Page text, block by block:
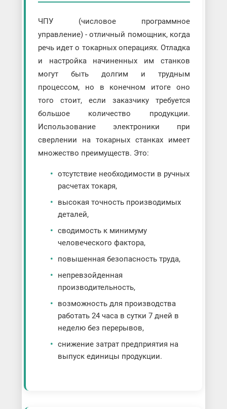
ЧПУ (числовое программное
управление) - отличный помощник, когда
речь идет о токарных операциях. Отладка
и настройка начиненных им станков
могут быть долгим и трудным
процессом, но в конечном итоге оно
того стоит, если заказчику требуется
большое количество продукции.
Использование электроники при
сверлении на токарных станках имеет
множество преимуществ. Это:
отсутствие необходимости в ручных
расчетах токаря,
высокая точность производимых
деталей,
сводимость к минимуму
человеческого фактора,
повышенная безопасность труда,
непревзойденная
производительность,
возможность для производства
работать 24 часа в сутки 7 дней в
неделю без перерывов,
снижение затрат предприятия на
выпуск единицы продукции.